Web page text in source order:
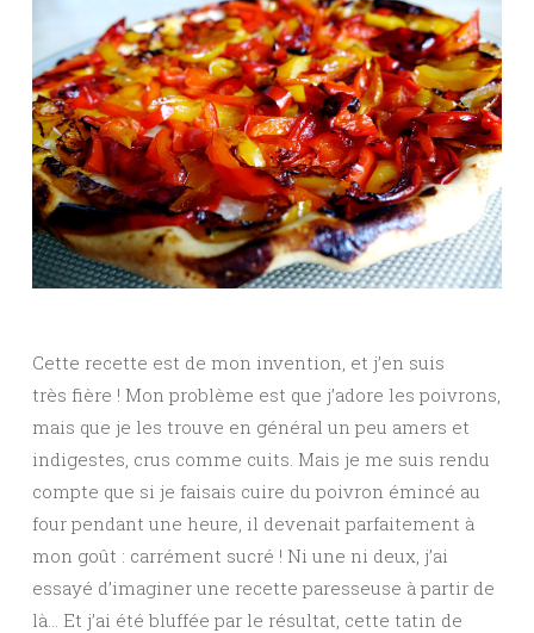
Cette recette est de mon invention, et j’en suis
très fière ! Mon problème est que j’adore les poivrons,
mais que je les trouve en général un peu amers et
indigestes, crus comme cuits. Mais je me suis rendu
compte que si je faisais cuire du poivron émincé au
four pendant une heure, il devenait parfaitement à
mon goût : carrément sucré ! Ni une ni deux, j’ai
essayé d’imaginer une recette paresseuse à partir de
là… Et j’ai été bluffée par le résultat, cette tatin de